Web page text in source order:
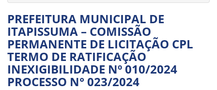
PREFEITURA MUNICIPAL DE
ITAPISSUMA – COMISSÃO
PERMANENTE DE LICITAÇÃO CPL
TERMO DE RATIFICAÇÃO
INEXIGIBILIDADE Nº 010/2024
PROCESSO N° 023/2024